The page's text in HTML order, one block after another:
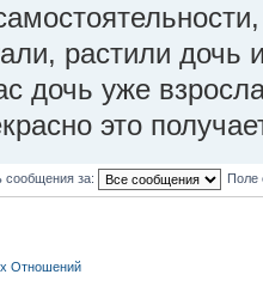
растили
дочь уже
это
сообщения за: Поле
Отношений